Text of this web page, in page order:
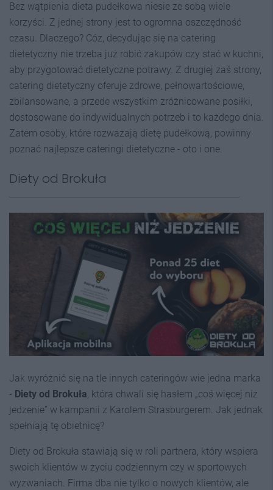
Bez wątpienia dieta pudełkowa niesie ze sobą wiele
korzyści. Z jednej strony jest to ogromna oszczędność
czasu. Dlaczego? Cóż, decydując się na catering
dietetyczny nie trzeba już robić zakupów czy stać w kuchni,
aby przygotować dietetyczne potrawy. Z drugiej zaś strony,
catering dietetyczny oferuje zdrowe, pełnowartościowe,
zbilansowane, a przede wszystkim zróżnicowane posiłki,
dostosowane do indywidualnych potrzeb i to każdego dnia.
Zatem osoby, które rozważają dietę pudełkową, powinny
poznać najlepsze cateringi dietetyczne - oto i one.
Diety od Brokuła
Jak wyróżnić się na tle innych cateringów wie jedna marka
- Diety od Brokuła, która chwali się hasłem „coś więcej niż
jedzenie” w kampanii z Karolem Strasburgerem. Jak jednak
spełniają tę obietnicę?
Diety od Brokuła stawiają się w roli partnera, który wspiera
swoich klientów w życiu codziennym czy w sportowych
wyzwaniach. Firma dba nie tylko o nowych klientów, ale